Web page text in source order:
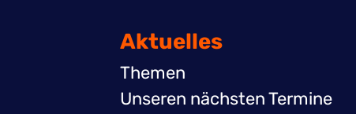
Aktuelles
Themen
Unseren nächsten Termine